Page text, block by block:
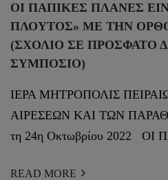
ΟΙ ΠΑΠΙΚΕΣ ΠΛΑΝΕΣ
ΠΛΟΥΤΟΣ» ΜΕ ΤΗΝ
(ΣΧΌΛΙΟ ΣΕ ΠΡΌΣΦΑΤΟ
ΣΥΜΠΌΣΙΟ)
ΙΕΡΑ ΜΗΤΡΟΠΟΛΙΣ
ΑΙΡΕΣΕΩΝ ΚΑΙ ΤΩΝ
τη 24η Οκτωβρίου 2022
READ MORE